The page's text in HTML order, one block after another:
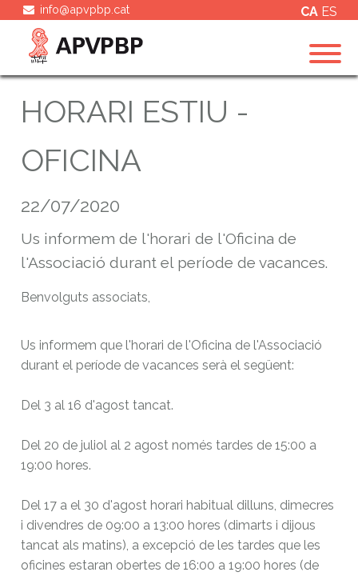
info@apvpbp.cat CA ES
HORARI ESTIU -
OFICINA
22/07/2020
Us informem de l'horari de l'Oficina de
l'Associació durant el període de vacances.
Benvolguts associats,
Us informem que l'horari de l'Oficina de l'Associació
durant el període de vacances serà el següent:
Del 3 al 16 d'agost tancat.
Del 20 de juliol al 2 agost només tardes de 15:00 a
19:00 hores.
Del 17 a el 30 d'agost horari habitual dilluns, dimecres
i divendres de 09:00 a 13:00 hores (dimarts i dijous
tancat als matins), a excepció de les tardes que les
oficines estaran obertes de 16:00 a 19:00 hores (de